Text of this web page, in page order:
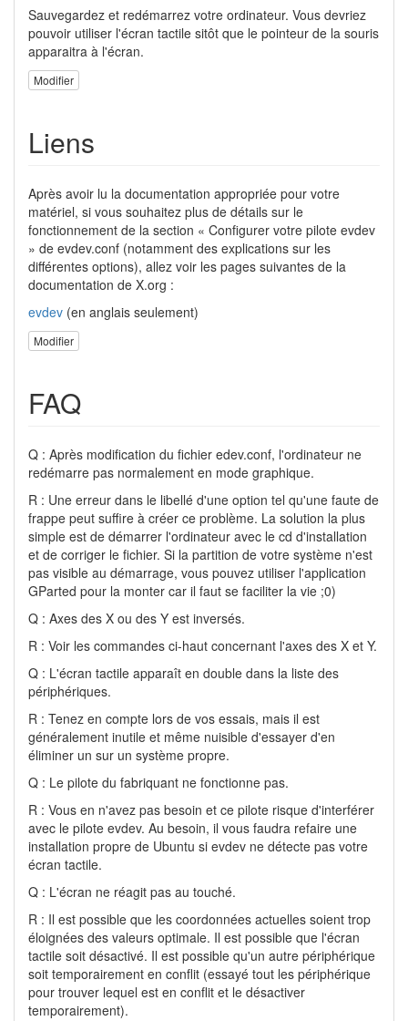
Sauvegardez et redémarrez votre ordinateur. Vous devriez
pouvoir utiliser l'écran tactile sitôt que le pointeur de la souris
apparaitra à l'écran.
Modifier
Liens
Après avoir lu la documentation appropriée pour votre
matériel, si vous souhaitez plus de détails sur le
fonctionnement de la section « Configurer votre pilote evdev
» de evdev.conf (notamment des explications sur les
différentes options), allez voir les pages suivantes de la
documentation de X.org :
evdev (en anglais seulement)
Modifier
FAQ
Q : Après modification du fichier edev.conf, l'ordinateur ne
redémarre pas normalement en mode graphique.
R : Une erreur dans le libellé d'une option tel qu'une faute de
frappe peut suffire à créer ce problème. La solution la plus
simple est de démarrer l'ordinateur avec le cd d'installation
et de corriger le fichier. Si la partition de votre système n'est
pas visible au démarrage, vous pouvez utiliser l'application
GParted pour la monter car il faut se faciliter la vie ;0)
Q : Axes des X ou des Y est inversés.
R : Voir les commandes ci-haut concernant l'axes des X et Y.
Q : L'écran tactile apparaît en double dans la liste des
périphériques.
R : Tenez en compte lors de vos essais, mais il est
généralement inutile et même nuisible d'essayer d'en
éliminer un sur un système propre.
Q : Le pilote du fabriquant ne fonctionne pas.
R : Vous en n'avez pas besoin et ce pilote risque d'interférer
avec le pilote evdev. Au besoin, il vous faudra refaire une
installation propre de Ubuntu si evdev ne détecte pas votre
écran tactile.
Q : L'écran ne réagit pas au touché.
R : Il est possible que les coordonnées actuelles soient trop
éloignées des valeurs optimale. Il est possible que l'écran
tactile soit désactivé. Il est possible qu'un autre périphérique
soit temporairement en conflit (essayé tout les périphérique
pour trouver lequel est en conflit et le désactiver
temporairement).